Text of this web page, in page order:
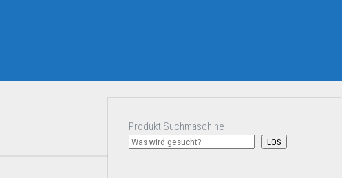
Produkt Suchmaschine
LOS